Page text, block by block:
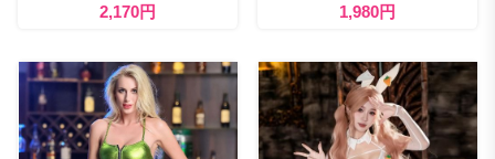
2,170円 1,980円